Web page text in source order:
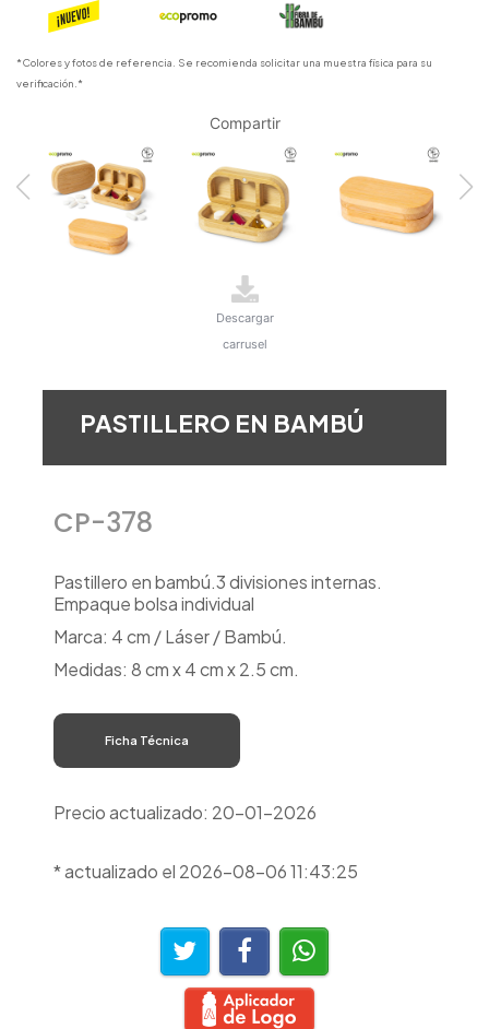
Descargar
carrusel
*Colores y fotos de referencia. Se recomienda solicitar una muestra física para su
verificación.*
Compartir
PASTILLERO EN BAMBÚ
CP-378
Pastillero en bambú.3 divisiones internas.
Empaque bolsa individual
Marca: 4 cm / Láser / Bambú.
Medidas: 8 cm x 4 cm x 2.5 cm.
Ficha Técnica
Precio actualizado: 20-01-2026
* actualizado el 2026-08-06 11:43:25